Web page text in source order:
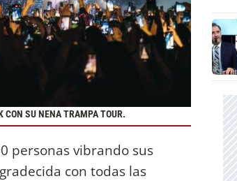
CON SU NENA TRAMPA TOUR.
personas vibrando sus
con todas las